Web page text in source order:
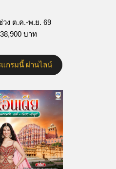
วง ต.ค.-พ.ย. 69
บาท
กรมนี้ ผ่านไลน์